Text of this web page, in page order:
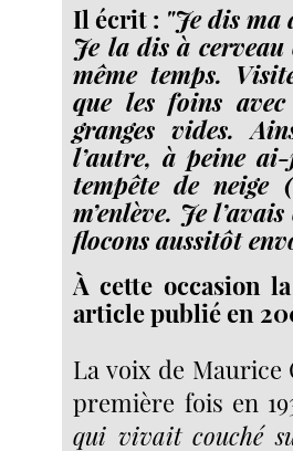
Il écrit : "Je dis
Je la dis à
même temps.
que les foins
granges vides.
l’autre, à peine
tempête de neige
m’enlève. Je
ﬂocons aussitôt
À cette occasion
article publié en
La voix de Maurice
première fois en
qui vivait couché